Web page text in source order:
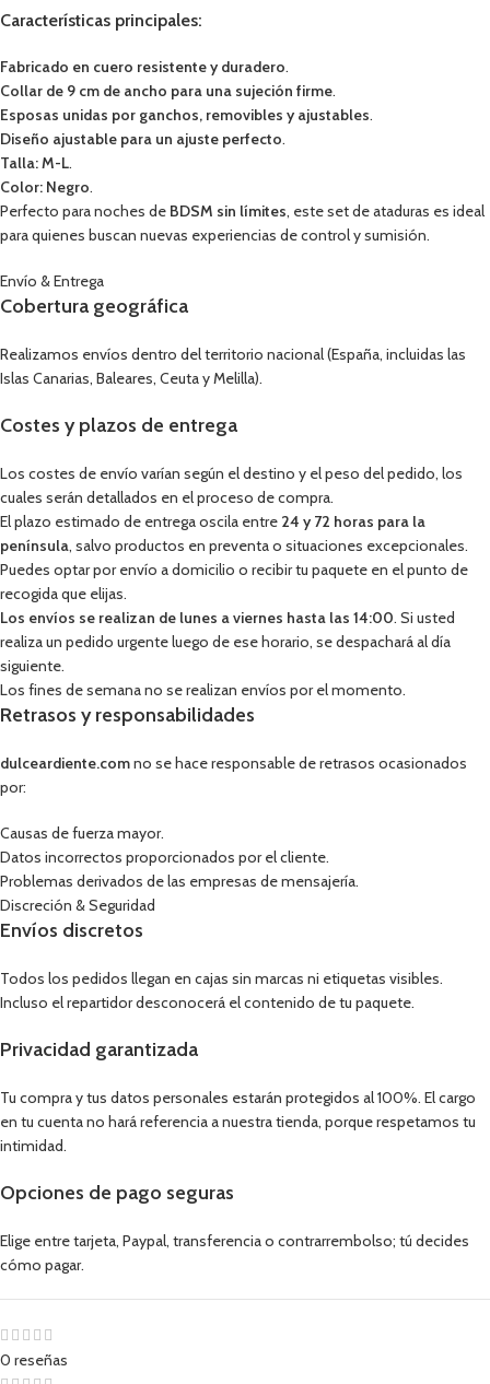
Características principales:
Fabricado en cuero resistente y duradero.
Collar de 9 cm de ancho para una sujeción firme.
Esposas unidas por ganchos, removibles y ajustables.
Diseño ajustable para un ajuste perfecto.
Talla: M-L.
Color: Negro.
Perfecto para noches de BDSM sin límites, este set de ataduras es ideal
para quienes buscan nuevas experiencias de control y sumisión.
Envío & Entrega
Cobertura geográfica
Realizamos envíos dentro del territorio nacional (España, incluidas las
Islas Canarias, Baleares, Ceuta y Melilla).
Costes y plazos de entrega
Los costes de envío varían según el destino y el peso del pedido, los
cuales serán detallados en el proceso de compra.
El plazo estimado de entrega oscila entre 24 y 72 horas para la
península, salvo productos en preventa o situaciones excepcionales.
Puedes optar por envío a domicilio o recibir tu paquete en el punto de
recogida que elijas.
Los envíos se realizan de lunes a viernes hasta las 14:00. Si usted
realiza un pedido urgente luego de ese horario, se despachará al día
siguiente.
Los fines de semana no se realizan envíos por el momento.
Retrasos y responsabilidades
dulceardiente.comno se hace responsable de retrasos ocasionados
por:
Causas de fuerza mayor.
Datos incorrectos proporcionados por el cliente.
Problemas derivados de las empresas de mensajería.
Discreción & Seguridad
Envíos discretos
Todos los pedidos llegan en cajas sin marcas ni etiquetas visibles.
Incluso el repartidor desconocerá el contenido de tu paquete.
Privacidad garantizada
Tu compra y tus datos personales estarán protegidos al 100%. El cargo
en tu cuenta no hará referencia a nuestra tienda, porque respetamos tu
intimidad.
Opciones de pago seguras
Elige entre tarjeta, Paypal, transferencia o contrarrembolso; tú decides
cómo pagar.
0 reseñas